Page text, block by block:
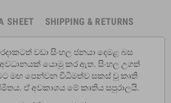
SHEET SHIPPING & RETURNS
වඩා සිංහල ජනයා දෙමළ බස
අවධානයක් යොමු කර ඇත. සිංහල උගත්
මඟ පෙන්වන විධිමත්ව සකස් වූ කෘති
ඒ අවකාශය මේ කෘතිය සපුරාලයි.